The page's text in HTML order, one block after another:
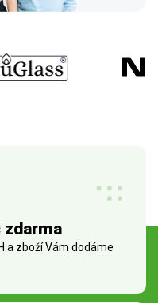
zdarma
a zboží Vám dodáme